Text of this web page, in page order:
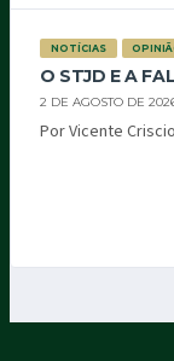
NOTÍCIAS
O STJD E A
2 DE AGOSTO DE
Por Vicente